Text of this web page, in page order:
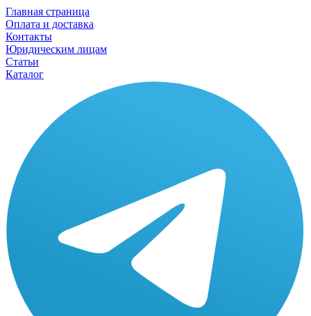
Главная страница
Оплата и доставка
Контакты
Юридическим лицам
Статьи
Каталог